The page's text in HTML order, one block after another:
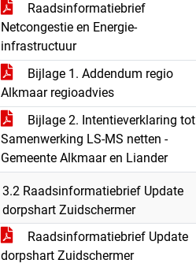
Raadsinformatiebrief
Netcongestie en Energie-
infrastructuur
Bijlage 1. Addendum regio
Alkmaar regioadvies
Bijlage 2. Intentieverklaring tot
Samenwerking LS-MS netten -
Gemeente Alkmaar en Liander
3.2 Raadsinformatiebrief Update
dorpshart Zuidschermer
Raadsinformatiebrief Update
dorpshart Zuidschermer